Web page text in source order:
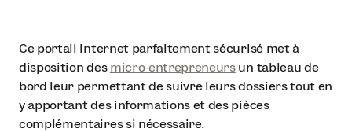
Ce portail internet parfaitement sécurisé met à
disposition des micro-entrepreneursun tableau de
bord leur permettant de suivre leurs dossiers tout en
y apportant des informations et des pièces
complémentaires si nécessaire.